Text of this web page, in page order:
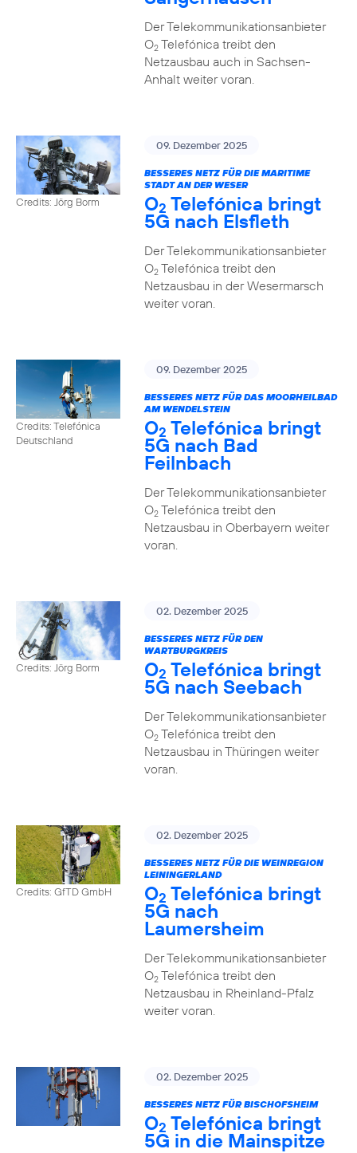
Der Telekommunikationsanbieter
O2Telefónica treibt den
Netzausbau auch in Sachsen-
Anhalt weiter voran.
Credits: Jörg Borm
09. Dezember 2025
BESSERES NETZ FÜR DIE MARITIME
STADT AN DER WESER
O2 Telefónica bringt
5G nach Elsfleth
Der Telekommunikationsanbieter
O2Telefónica treibt den
Netzausbau in der Wesermarsch
weiter voran.
Credits: Telefónica
Deutschland
09. Dezember 2025
BESSERES NETZ FÜR DAS MOORHEILBAD
AM WENDELSTEIN
O2 Telefónica bringt
5G nach Bad
Feilnbach
Der Telekommunikationsanbieter
O2Telefónica treibt den
Netzausbau in Oberbayern weiter
voran.
Credits: Jörg Borm
02. Dezember 2025
BESSERES NETZ FÜR DEN
WARTBURGKREIS
O2 Telefónica bringt
5G nach Seebach
Der Telekommunikationsanbieter
O2Telefónica treibt den
Netzausbau in Thüringen weiter
voran.
Credits: GfTD GmbH
02. Dezember 2025
BESSERES NETZ FÜR DIE WEINREGION
LEININGERLAND
O2 Telefónica bringt
5G nach
Laumersheim
Der Telekommunikationsanbieter
O2Telefónica treibt den
Netzausbau in Rheinland-Pfalz
weiter voran.
02. Dezember 2025
BESSERES NETZ FÜR BISCHOFSHEIM
O2 Telefónica bringt
5G in die Mainspitze